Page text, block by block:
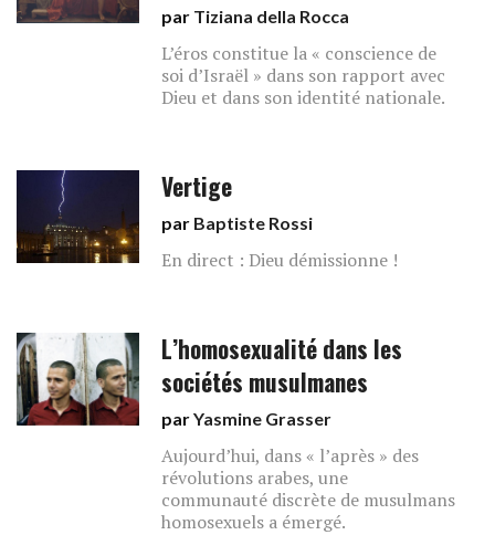
par Tiziana della Rocca
L’éros constitue la « conscience de
soi d’Israël » dans son rapport avec
Dieu et dans son identité nationale.
Vertige
par Baptiste Rossi
En direct : Dieu démissionne !
L’homosexualité dans les
sociétés musulmanes
parYasmine Grasser
Aujourd’hui, dans « l’après » des
révolutions arabes, une
communauté discrète de musulmans
homosexuels a émergé.